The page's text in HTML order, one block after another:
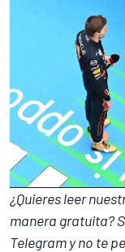
¿Quieres leer
manera gratuita?
Telegramy no te